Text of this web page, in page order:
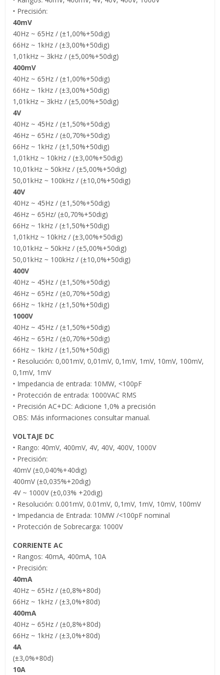
• Precisión:
40mV
40Hz ~ 65Hz / (±1,00%+50dig)
66Hz ~ 1kHz / (±3,00%+50dig)
1,01kHz ~ 3kHz / (±5,00%+50dig)
400mV
40Hz ~ 65Hz / (±1,00%+50dig)
66Hz ~ 1kHz / (±3,00%+50dig)
1,01kHz ~ 3kHz / (±5,00%+50dig)
4V
40Hz ~ 45Hz / (±1,50%+50dig)
46Hz ~ 65Hz / (±0,70%+50dig)
66Hz ~ 1kHz / (±1,50%+50dig)
1,01kHz ~ 10kHz / (±3,00%+50dig)
10,01kHz ~ 50kHz / (±5,00%+50dig)
50,01kHz ~ 100kHz / (±10,0%+50dig)
40V
40Hz ~ 45Hz / (±1,50%+50dig)
46Hz ~ 65Hz/ (±0,70%+50dig)
66Hz ~ 1kHz / (±1,50%+50dig)
1,01kHz ~ 10kHz / (±3,00%+50dig)
10,01kHz ~ 50kHz / (±5,00%+50dig)
50,01kHz ~ 100kHz / (±10,0%+50dig)
400V
40Hz ~ 45Hz / (±1,50%+50dig)
46Hz ~ 65Hz / (±0,70%+50dig)
66Hz ~ 1kHz / (±1,50%+50dig)
1000V
40Hz ~ 45Hz / (±1,50%+50dig)
46Hz ~ 65Hz / (±0,70%+50dig)
66Hz ~ 1kHz / (±1,50%+50dig)
• Resolución: 0,001mV, 0,01mV, 0,1mV, 1mV, 10mV, 100mV,
0,1mV, 1mV
• Impedancia de entrada: 10MW, <100pF
• Protección de entrada: 1000VAC RMS
• Precisión AC+DC: Adicione 1,0% a precisión
OBS: Más informaciones consultar manual.
VOLTAJE DC
• Rango: 40mV, 400mV, 4V, 40V, 400V, 1000V
• Precisión:
40mV (±0,040%+40dig)
400mV (±0,035%+20dig)
4V ~ 1000V (±0,03% +20dig)
• Resolución: 0.001mV, 0.01mV, 0,1mV, 1mV, 10mV, 100mV
• Impedancia de Entrada: 10MW /<100pF nominal
• Protección de Sobrecarga: 1000V
CORRIENTE AC
• Rangos: 40mA, 400mA, 10A
• Precisión:
40mA
40Hz ~ 65Hz / (±0,8%+80d)
66Hz ~ 1kHz / (±3,0%+80d)
400mA
40Hz ~ 65Hz / (±0,8%+80d)
66Hz ~ 1kHz / (±3,0%+80d)
4A
(±3,0%+80d)
10A